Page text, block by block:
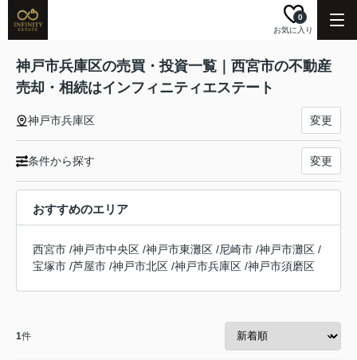
お気に入り
0
神戸市兵庫区の売買・投資一覧｜西宮市の不動産
売却・相続はインフィニティエステート
神戸市兵庫区 変更
条件から探す 変更
おすすめのエリア
西宮市 /神戸市中央区 /神戸市東灘区 /尼崎市 /神戸市灘区 /
宝塚市 /芦屋市 /神戸市北区 /神戸市兵庫区 /神戸市須磨区
1件